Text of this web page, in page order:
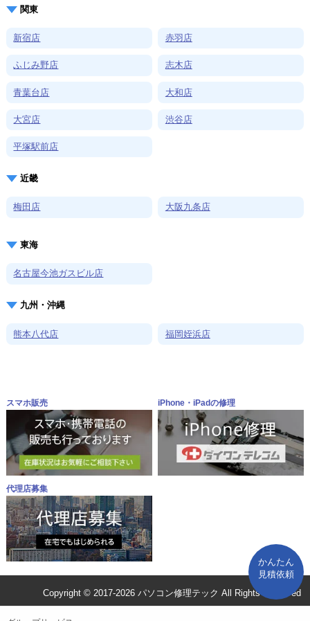
関東
新宿店 赤羽店
ふじみ野店 志木店
青葉台店 大和店
大宮店 渋谷店
平塚駅前店
近畿
梅田店 大阪九条店
東海
名古屋今池ガスビル店
九州・沖縄
熊本八代店 福岡姪浜店
スマホ販売 iPhone・iPadの修理
代理店募集
かんたん
見積依頼
Copyright © 2017-2026 パソコン修理テック All Rights Reserved